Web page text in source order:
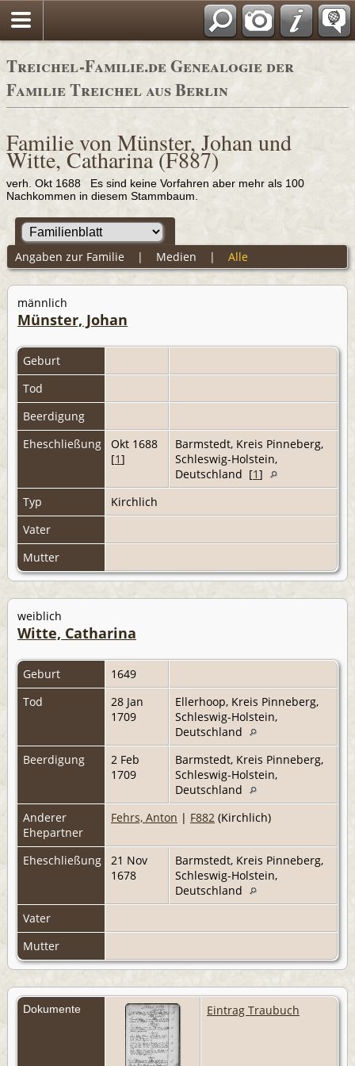
Adressbücher
Treichel-Familie.de Genealogie der
Familie Treichel aus Berlin
Familie von Münster, Johan und
Witte, Catharina (F887)
verh. Okt 1688 Es sind keine Vorfahren aber mehr als 100
Nachkommen in diesem Stammbaum.
Angaben zur Familie | Medien | Alle
männlich
Münster, Johan
Geburt
Tod
Beerdigung
Eheschließung
Okt 1688
[1]
Barmstedt, Kreis Pinneberg,
Schleswig-Holstein,
Deutschland [1]
Typ
Kirchlich
Vater
Mutter
weiblich
Witte, Catharina
Geburt
1649
Tod
28 Jan
1709
Ellerhoop, Kreis Pinneberg,
Schleswig-Holstein,
Deutschland
Beerdigung
2 Feb
1709
Barmstedt, Kreis Pinneberg,
Schleswig-Holstein,
Deutschland
Anderer
Ehepartner
Fehrs, Anton | F882 (Kirchlich)
Eheschließung
21 Nov
1678
Barmstedt, Kreis Pinneberg,
Schleswig-Holstein,
Deutschland
Vater
Mutter
Dokumente Eintrag Traubuch